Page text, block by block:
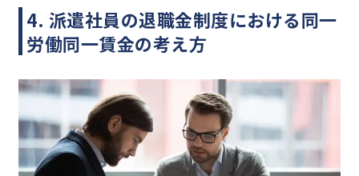
4. 派遣社員の退職金制度における同一
労働同一賃金の考え方